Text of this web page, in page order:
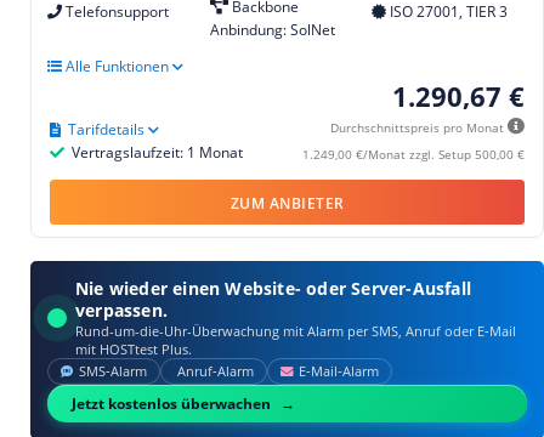
Telefonsupport
Backbone
Anbindung: SolNet
ISO 27001, TIER 3
Alle Funktionen
1.290,67 €
Durchschnittspreis pro Monat
1.249,00 €/Monat zzgl. Setup 500,00 €
Vertragslaufzeit: 1 Monat
Tarifdetails
ZUM ANBIETER
Nie wieder einen Website- oder Server-Ausfall
verpassen.
Rund-um-die-Uhr-Überwachung mit Alarm per SMS, Anruf oder E‑Mail
mit HOSTtest Plus.
SMS‑Alarm Anruf‑Alarm E‑Mail‑Alarm
Jetzt kostenlos überwachen